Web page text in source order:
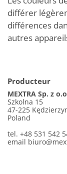
différer
différences
autres
Producteur
MEXTRA Sp. z
Szkolna 15
47-225
Poland
tel. +48 531 542
email